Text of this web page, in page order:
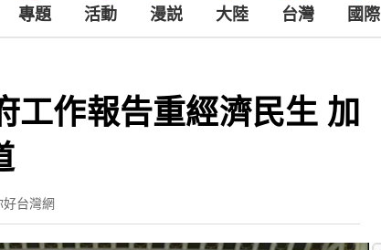
專題 活動 漫説 大陸 台灣 國際
工作報告重經濟民生 加
台灣網